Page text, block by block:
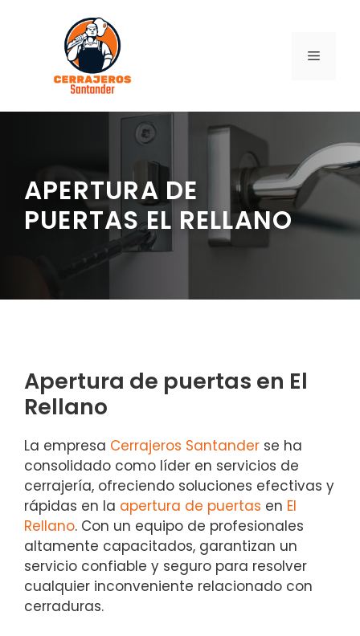
contenido
MENÚ
APERTURA DE
PUERTAS EL RELLANO
Apertura de puertas en El
Rellano
La empresa Cerrajeros Santander se ha
consolidado como líder en servicios de
cerrajería, ofreciendo soluciones efectivas y
rápidas en la apertura de puertas en El
Rellano. Con un equipo de profesionales
altamente capacitados, garantizan un
servicio confiable y seguro para resolver
cualquier inconveniente relacionado con
cerraduras.